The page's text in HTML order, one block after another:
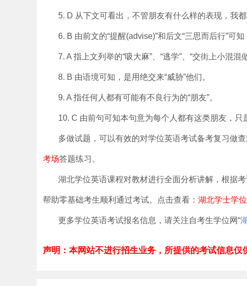
5. D 从下文可看出，不管朋友有什么样的表现，我
6. B 由前文的“提醒(advise)”和后文“三思而后行”可知
7. A 指上文列举的“吸大麻”、“逃学”、“交街上小混混
8. B 由语境可知，是用绝交来“威胁”他们。
9. A 指任何人都有可能有不良行为的“朋友”。
10. C 由前句可知本句意为每个人都有这类朋友，只
多做试题，可以有效的对学位英语考试备考复习做
考场答题练习。
湖北学位英语课程对教材进行全面分析讲解，根据
帮助零基础考生顺利通过考试。点击查看： 湖北学士学
更多学位英语考试报名信息，请关注自考生学位网“
声明：本网站不进行招生业务，所提供的考试信息